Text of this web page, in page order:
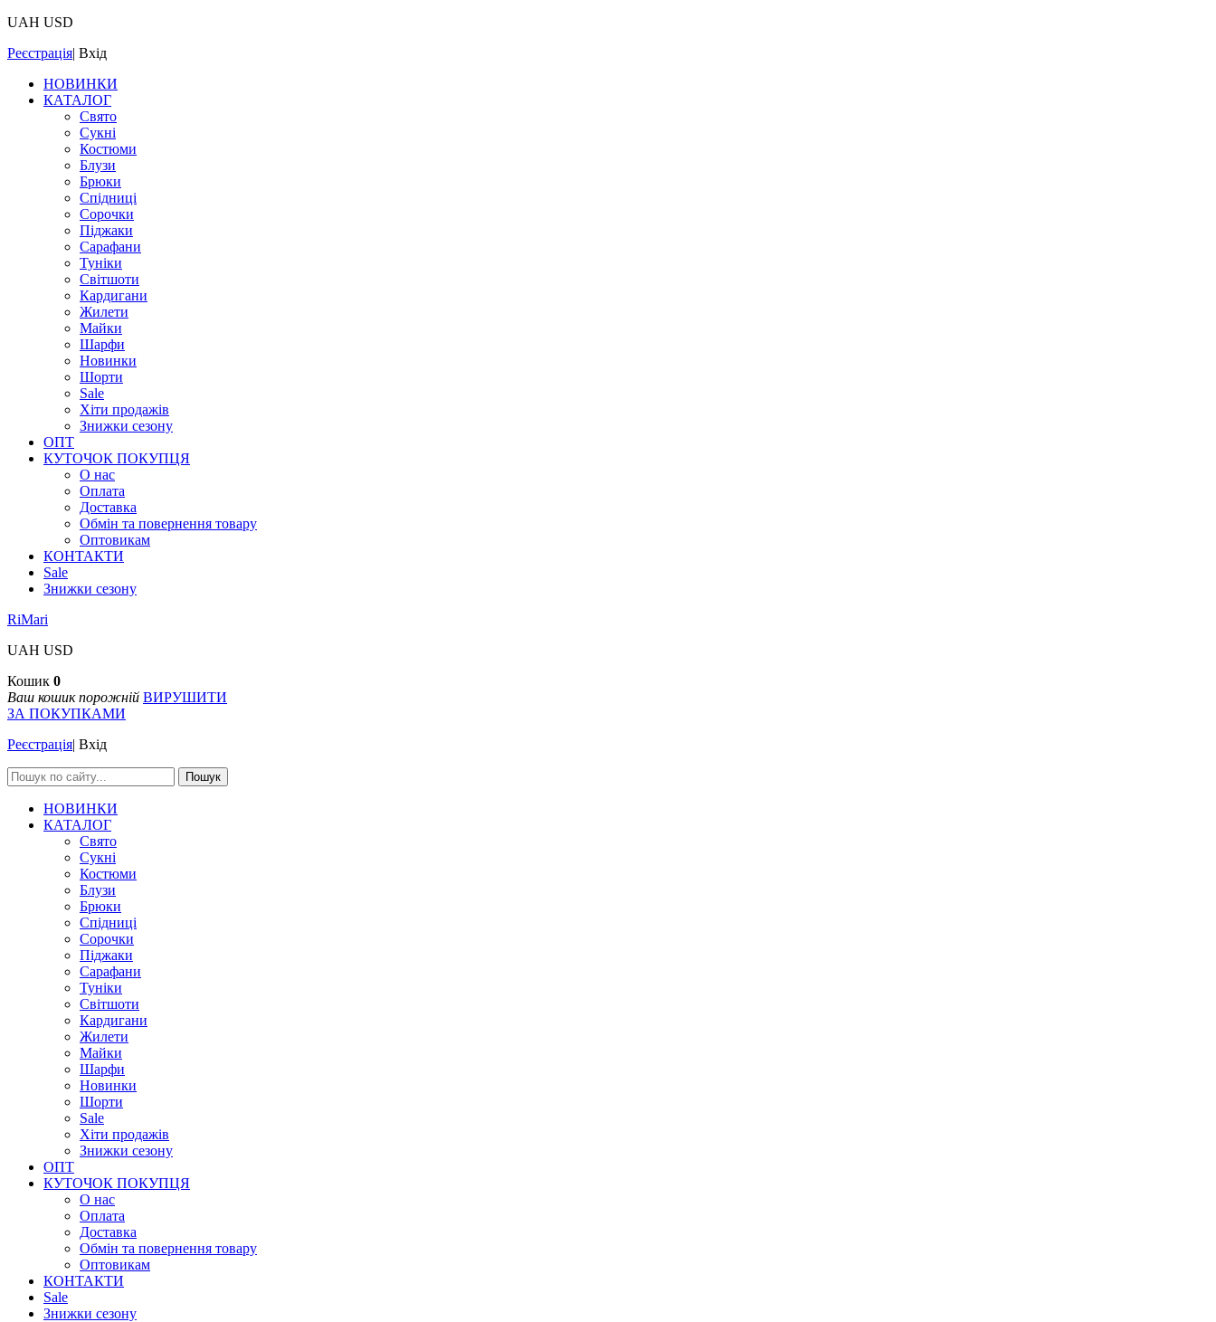
UAH USD
Реєстрація| Вхід
НОВИНКИ
КАТАЛОГ
Свято
Сукні
Костюми
Блузи
Брюки
Спідниці
Сорочки
Піджаки
Сарафани
Туніки
Світшоти
Кардигани
Жилети
Майки
Шарфи
Новинки
Шорти
Sale
Хіти продажів
Знижки сезону
ОПТ
КУТОЧОК ПОКУПЦЯ
О нас
Оплата
Доставка
Обмін та повернення товару
Оптовикам
КОНТАКТИ
Sale
Знижки сезону
RiMari
UAH USD
Кошик 0
Ваш кошик порожній ВИРУШИТИ
ЗА ПОКУПКАМИ
Реєстрація| Вхід
Пошук
НОВИНКИ
КАТАЛОГ
Свято
Сукні
Костюми
Блузи
Брюки
Спідниці
Сорочки
Піджаки
Сарафани
Туніки
Світшоти
Кардигани
Жилети
Майки
Шарфи
Новинки
Шорти
Sale
Хіти продажів
Знижки сезону
ОПТ
КУТОЧОК ПОКУПЦЯ
О нас
Оплата
Доставка
Обмін та повернення товару
Оптовикам
КОНТАКТИ
Sale
Знижки сезону